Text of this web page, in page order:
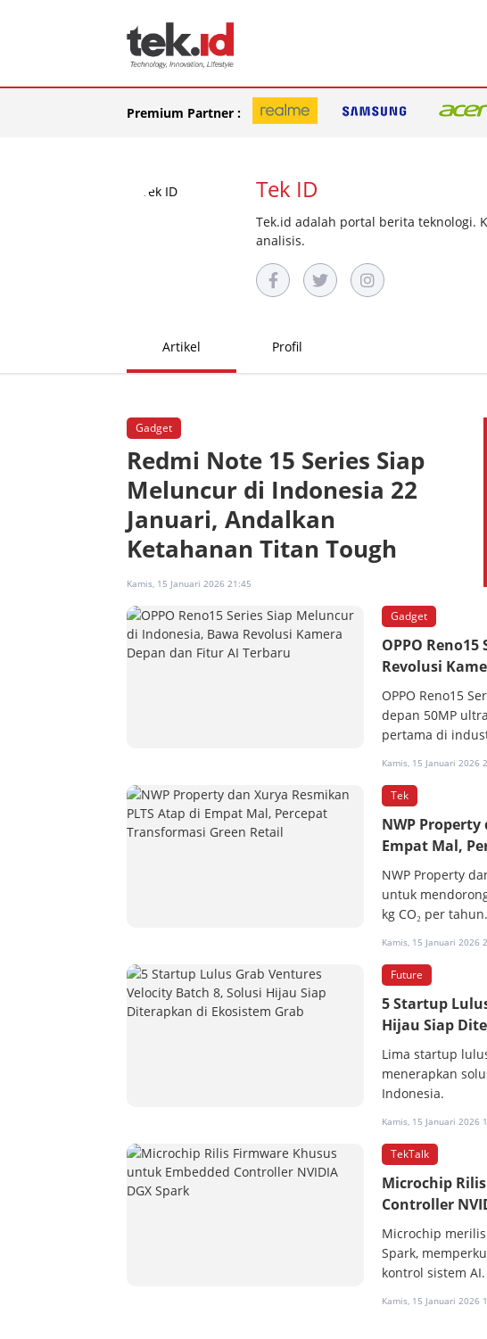
Premium Partner :
Tek ID
Tek.id adalah portal berita teknologi.
analisis.
Artikel Profil
Gadget
Redmi Note 15 Series Siap
Meluncur di Indonesia 22
Januari, Andalkan
Ketahanan Titan Tough
Kamis, 15 Januari 2026 21:45
Gadget
OPPO
Revolusi
OPPO Reno15
depan 50MP
pertama di
Kamis, 15 Januari 2026
Tek
NWP Property
Empat Mal,
NWP Property
untuk
kg CO₂ per tahun.
Kamis, 15 Januari 2026
Future
5 Startup
Hijau Siap
Lima startup
menerapkan
Indonesia.
Kamis, 15 Januari 2026
TekTalk
Microchip
Controller
Microchip merilis
Spark,
kontrol sistem AI.
Kamis, 15 Januari 2026